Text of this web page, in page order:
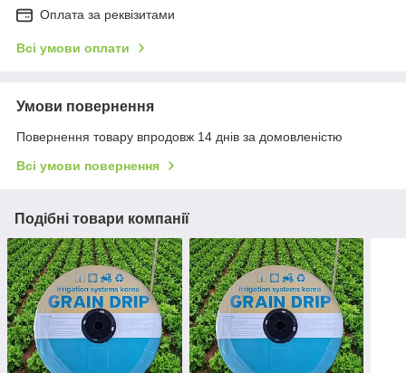
Оплата за реквізитами
Всі умови оплати
Умови повернення
Повернення товару впродовж 14 днів за домовленістю
Всі умови повернення
Подібні товари компанії